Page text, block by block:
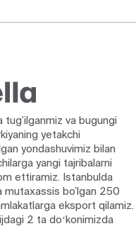
va bugungi
yetakchi
yondashuvimiz bilan
yangi tajribalarni
ettiramiz. Istanbulda
mutaxassis bo’lgan 250
eksport qilamiz.
2 ta doʻkonimizda